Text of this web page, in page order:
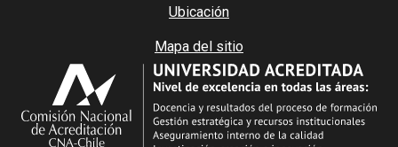
Ubicación
Mapa del sitio